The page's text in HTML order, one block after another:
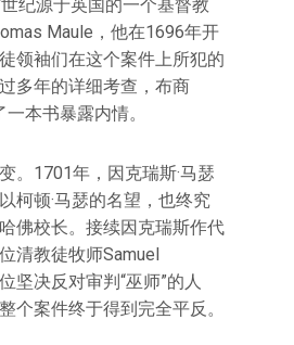
纪源于英国的一个基督教
Maule，他在1696年开
领袖们在这个案件上所犯的
多年的详细考查，布商
本书暴露内情。
。1701年，因克瑞斯·马瑟
柯顿·马瑟的名望，也终究
佛校长。接续因克瑞斯作代
清教徒牧师Samuel
坚决反对审判“巫师”的人
个案件终于得到完全平反。